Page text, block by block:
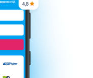
Кар’єра
Умови використання